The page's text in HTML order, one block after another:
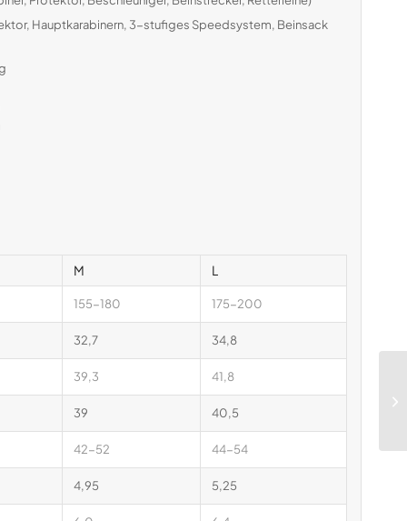
Hauptkarabinern, 3-stufiges Speedsystem, Beinsack
M L
155-180 175-200
32,7 34,8
39,3 41,8
39 40,5
42-52 44-54
4,95 5,25